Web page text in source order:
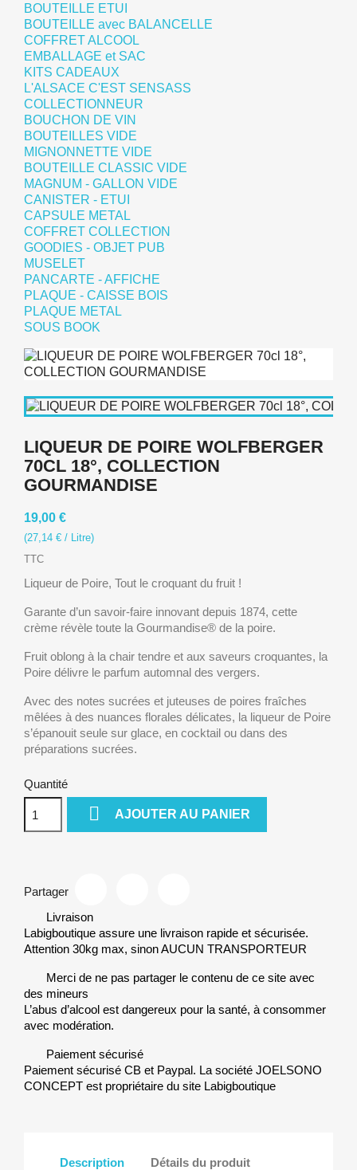
BOUTEILLE ETUI
BOUTEILLE avec BALANCELLE
COFFRET ALCOOL
EMBALLAGE et SAC
KITS CADEAUX
L'ALSACE C'EST SENSASS
COLLECTIONNEUR
BOUCHON DE VIN
BOUTEILLES VIDE
MIGNONNETTE VIDE
BOUTEILLE CLASSIC VIDE
MAGNUM - GALLON VIDE
CANISTER - ETUI
CAPSULE METAL
COFFRET COLLECTION
GOODIES - OBJET PUB
MUSELET
PANCARTE - AFFICHE
PLAQUE - CAISSE BOIS
PLAQUE METAL
SOUS BOOK
LIQUEUR DE POIRE WOLFBERGER
70CL 18°, COLLECTION
GOURMANDISE
19,00 €
(27,14 € / Litre)
TTC
Liqueur de Poire, Tout le croquant du fruit !
Garante d’un savoir-faire innovant depuis 1874, cette
crème révèle toute la Gourmandise® de la poire.
Fruit oblong à la chair tendre et aux saveurs croquantes, la
Poire délivre le parfum automnal des vergers.
Avec des notes sucrées et juteuses de poires fraîches
mêlées à des nuances florales délicates, la liqueur de Poire
s’épanouit seule sur glace, en cocktail ou dans des
préparations sucrées.
Quantité
 AJOUTER AU PANIER
Partager
Livraison
Labigboutique assure une livraison rapide et sécurisée.
Attention 30kg max, sinon AUCUN TRANSPORTEUR
Merci de ne pas partager le contenu de ce site avec
des mineurs
L’abus d’alcool est dangereux pour la santé, à consommer
avec modération.
Paiement sécurisé
Paiement sécurisé CB et Paypal. La société JOELSONO
CONCEPT est propriétaire du site Labigboutique
Description Détails du produit